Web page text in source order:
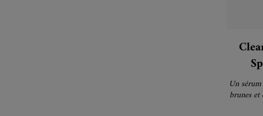
Un
brunes